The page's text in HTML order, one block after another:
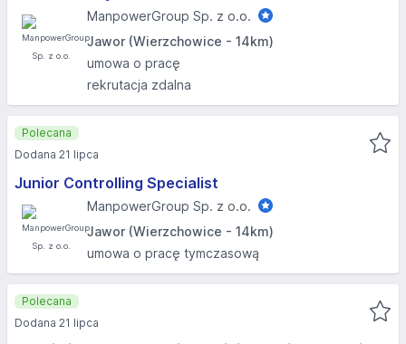
ManpowerGroup Sp. z o.o.
Jawor (Wierzchowice - 14km)
umowa o pracę
rekrutacja zdalna
Junior Controlling Specialist
ManpowerGroup Sp. z o.o.
Jawor (Wierzchowice - 14km)
umowa o pracę tymczasową
Polecana
Dodana 21 lipca
Polecana
Dodana 21 lipca